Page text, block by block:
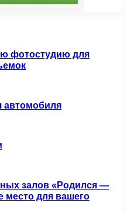
фотостудию для
автомобиля
залов «Родился —
место для вашего